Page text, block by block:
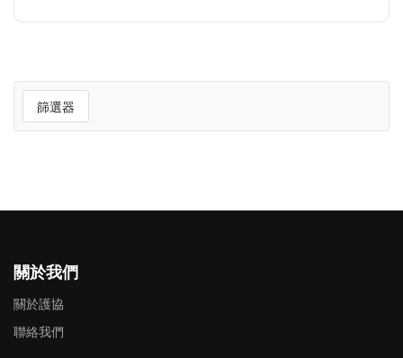
篩選器
關於我們
關於護協
聯絡我們